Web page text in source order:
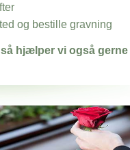
og bestille gravning
hjælper vi også gerne
når det gælder